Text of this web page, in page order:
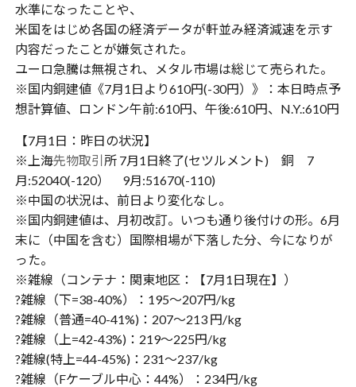
水準になったことや、
米国をはじめ各国の経済データが軒並み経済減速を示す
内容だったことが嫌気された。
ユーロ急騰は無視され、メタル市場は総じて売られた。
※国内銅建値《7月1日より610円(-30円）》：本日時点予
想計算値、ロンドン午前:610円、午後:610円、N.Y.:610円
【7月1日：昨日の状況】
※上海先物取引 所 7月1日終了(セツルメント) 銅 7
月:52040(-120） 9月:51670(-110)
※中国の状況は、前日より変化なし。
※国内銅建値は、月初改訂。いつも通り後付けの形。6月
末に（中国を含む）国際相場が下落した分、今になりが
った。
※雑線（コンテナ：関東地区：【7月1日現在】）
?雑線（下=38-40%）：195〜207円/kg
?雑線（普通=40-41%)：207〜213 円/kg
?雑線（上=42-43%)：219〜225円/kg
?雑線(特上=44-45%)：231〜237/kg
?雑線（Fケーブル中心：44%）：234円/kg